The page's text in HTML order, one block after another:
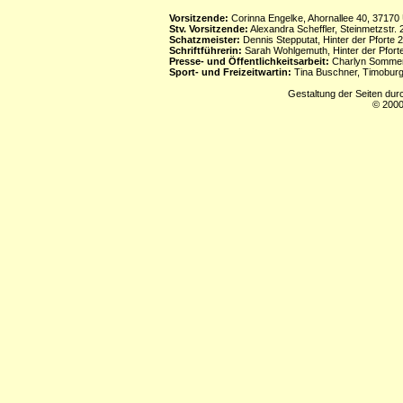
Vorsitzende: Corinna Engelke, Ahornallee 40,
Stv. Vorsitzende: Alexandra Scheffler, Steinmetzstr.
Schatzmeister: Dennis Stepputat, Hinter der Pforte
Schriftführerin: Sarah Wohlgemuth, Hinter der
Presse- und Öffentlichkeitsarbeit: Charlyn
Sport- und Freizeitwartin: Tina Buschner,
Gestaltung der Seiten
©